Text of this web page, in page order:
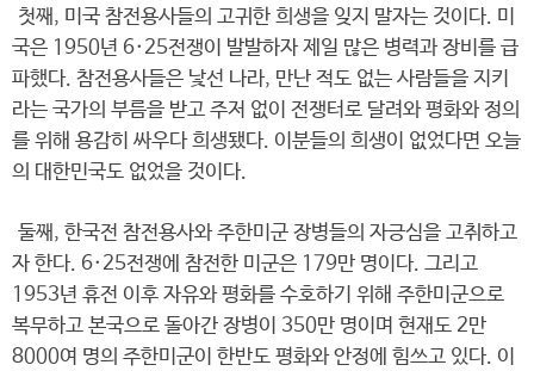
첫째, 미국 참전용사들의 고귀한 희생을 잊지 말자는 것이다. 미
국은 1950년 6·25전쟁이 발발하자 제일 많은 병력과 장비를 급
파했다. 참전용사들은 낯선 나라, 만난 적도 없는 사람들을 지키
라는 국가의 부름을 받고 주저 없이 전쟁터로 달려와 평화와 정의
를 위해 용감히 싸우다 희생됐다. 이분들의 희생이 없었다면 오늘
의 대한민국도 없었을 것이다.
둘째, 한국전 참전용사와 주한미군 장병들의 자긍심을 고취하고
자 한다. 6·25전쟁에 참전한 미군은 179만 명이다. 그리고
1953년 휴전 이후 자유와 평화를 수호하기 위해 주한미군으로
복무하고 본국으로 돌아간 장병이 350만 명이며 현재도 2만
8000여 명의 주한미군이 한반도 평화와 안정에 힘쓰고 있다. 이